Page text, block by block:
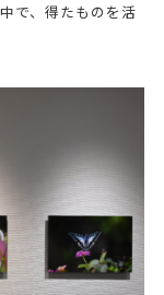
で、得たものを活